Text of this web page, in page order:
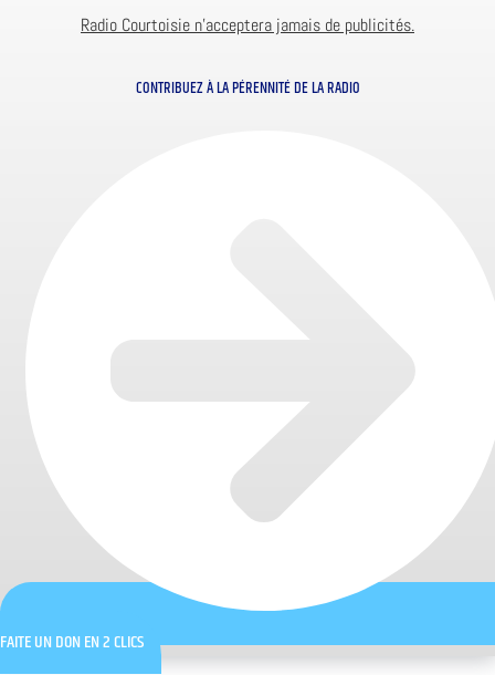
Radio Courtoisie n’acceptera jamais de publicités.
CONTRIBUEZ À LA PÉRENNITÉ DE LA RADIO
FAITE UN DON EN 2 CLICS